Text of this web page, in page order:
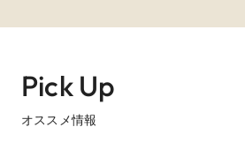
【挙式会場】”海まで5秒”の距離で叶うガ
的な灯りが2人を照らすキャンドルチャペ
【パーティ会場】どこまでも続く長崎の
りとした時間を過ごせる「ザ プライベー
Pick Up
オススメ情報